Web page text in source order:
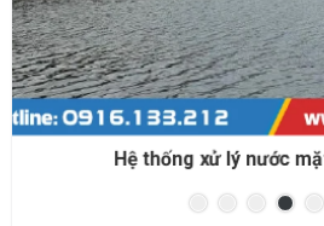
Hệ thống xử lý nước biển cho